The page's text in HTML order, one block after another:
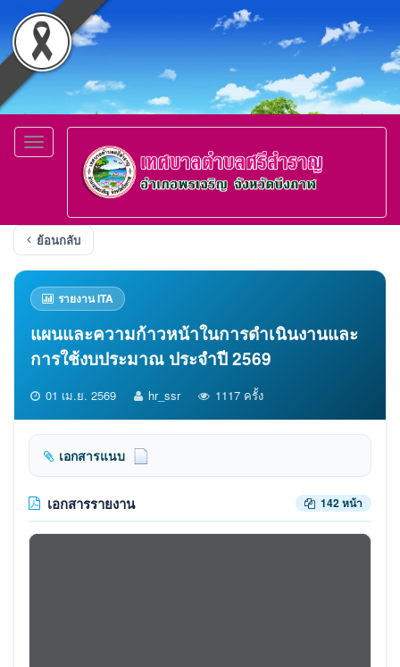
Toggle
navigation
ย้อนกลับ
รายงาน ITA
แผนและความก้าวหน้าในการดำเนินงานและ
การใช้งบประมาณ ประจำปี 2569
01 เม.ย. 2569 hr_ssr 1117 ครั้ง
เอกสารแนบ
เอกสารรายงาน 142 หน้า